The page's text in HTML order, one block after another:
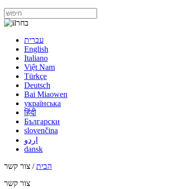
בחר
עברית
English
Italiano
Việt Nam
Türkçe
Deutsch
Bai Miaowen
українська
हिंदी
Български
slovenčina
اردو
dansk
הבית/ צור קשר
צור קשר